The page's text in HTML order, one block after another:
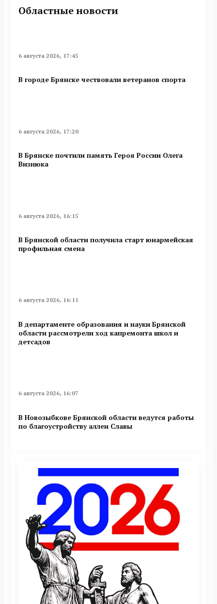
Областные новости
6 августа 2026, 17:45
В городе Брянске чествовали ветеранов спорта
6 августа 2026, 17:20
В Брянске почтили память Героя России Олега
Визнюка
6 августа 2026, 16:15
В Брянской области получила старт юнармейская
профильная смена
6 августа 2026, 16:11
В департаменте образования и науки Брянской
области рассмотрели ход капремонта школ и
детсадов
6 августа 2026, 16:07
В Новозыбкове Брянской области ведутся работы
по благоустройству аллеи Славы